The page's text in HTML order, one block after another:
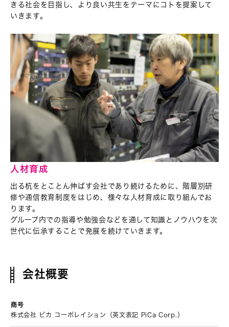
きる社会を目指し、より良い共生をテーマにコトを提案して
いきます。
人材育成
出る杭をとことん伸ばす会社であり続けるために、
階層別研
修や通信教育制度をはじめ、 様々な人材育成に取り組んでお
ります。
グループ内での指導や勉強会などを通して知識とノウハウを次
世代に伝承することで発展を続けていきます。
会社概要
商号
株式会社 ピカ コーポレイション（英文表記 PiCa Corp.）